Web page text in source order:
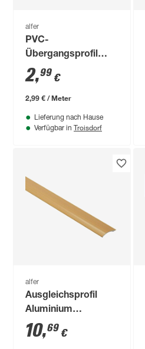
alfer
PVC-
Übergangsprofil
nussbaumfarben
1000 x 30 mm
2,99 €
2,99 € / Meter
Lieferung nach Hause
Verfügbar in Troisdorf
alfer
Ausgleichsprofil
Aluminium
buchefarben 1000 x
38,5 mm
10,69 €